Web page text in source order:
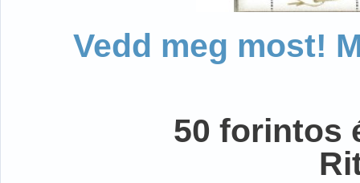
Vedd meg most!
50 forintos